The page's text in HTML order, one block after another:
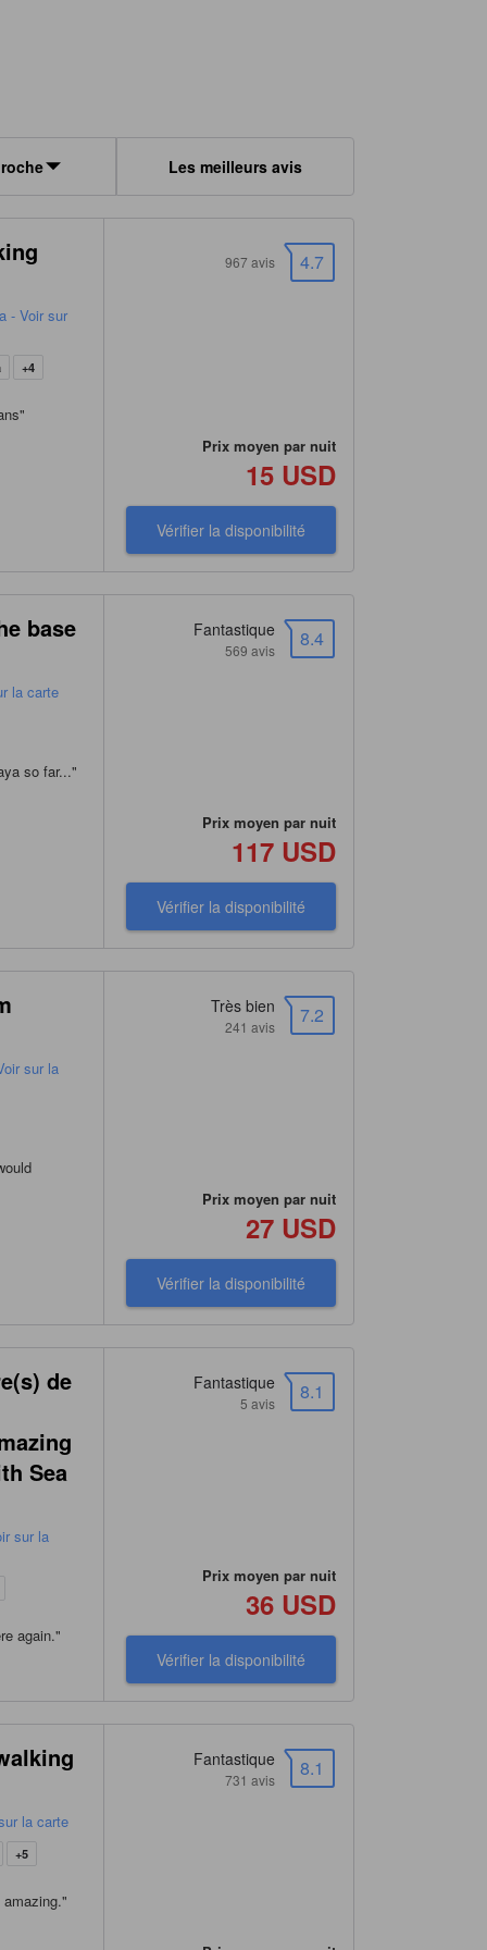
Les meilleurs avis
- Voir sur
+4
"
4.7
967 avis
Prix moyen par nuit
15 USD
Vérifier la disponibilité
base
la carte
so far..."
8.4
Fantastique
569 avis
Prix moyen par nuit
117 USD
Vérifier la disponibilité
sur la
7.2
Très bien
241 avis
Prix moyen par nuit
27 USD
Vérifier la disponibilité
de
Sea
sur la
again."
8.1
Fantastique
5 avis
Prix moyen par nuit
36 USD
Vérifier la disponibilité
la carte
+5
amazing."
8.1
Fantastique
731 avis